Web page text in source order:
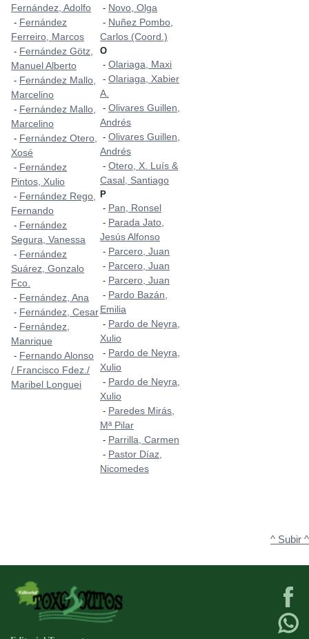
Fernández, Adolfo
- Fernández
Ferreiro, Marcos
- Fernández Götz,
Manuel Alberto
- Fernández Mallo,
Marcelino
- Fernández Mallo,
Marcelino
- Fernández Otero,
Xosé
- Fernández
Pintos, Xulio
- Fernández Rego,
Fernando
- Fernández
Segura, Vanessa
- Fernández
Suárez, Gonzalo
Fco.
- Fernández, Ana
- Fernández, Cesar
- Fernández,
Manrique
- Fernando Alonso
/ Francisco Fdez./
Maribel Longuei
- Novo, Olga
- Nuñez Pombo,
Carlos (Coord.)
O
- Olariaga, Maxi
- Olariaga, Xabier
A.
- Olivares Guillen,
Andrés
- Olivares Guillen,
Andrés
- Otero, X. Luís &
Casal, Santiago
P
- Pan, Ronsel
- Parada Jato,
Jesús Alfonso
- Parcero, Juan
- Parcero, Juan
- Parcero, Juan
- Pardo Bazán,
Emilia
- Pardo de Neyra,
Xulio
- Pardo de Neyra,
Xulio
- Pardo de Neyra,
Xulio
- Paredes Mirás,
Mª Pilar
- Parrilla, Carmen
- Pastor Díaz,
Nicomedes
^ Subir ^